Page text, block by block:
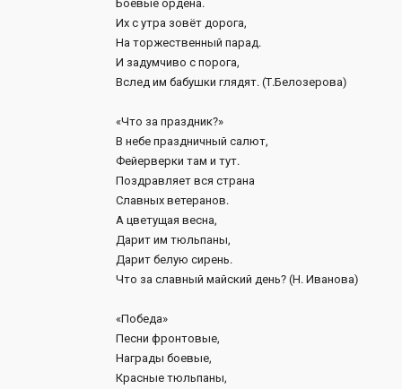
Боевые ордена.
Их с утра зовёт дорога,
На торжественный парад.
И задумчиво с порога,
Вслед им бабушки глядят. (Т.Белозерова)
«Что за праздник?»
В небе праздничный салют,
Фейерверки там и тут.
Поздравляет вся страна
Славных ветеранов.
А цветущая весна,
Дарит им тюльпаны,
Дарит белую сирень.
Что за славный майский день? (Н. Иванова)
«Победа»
Песни фронтовые,
Награды боевые,
Красные тюльпаны,